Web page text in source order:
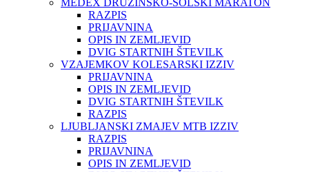
RAZPIS
PRIJAVNINA
OPIS IN ZEMLJEVID
DVIG STARTNIH ŠTEVILK
VZAJEMKOV KOLESARSKI IZZIV
PRIJAVNINA
OPIS IN ZEMLJEVID
DVIG STARTNIH ŠTEVILK
RAZPIS
LJUBLJANSKI ZMAJEV MTB IZZIV
RAZPIS
PRIJAVNINA
OPIS IN ZEMLJEVID